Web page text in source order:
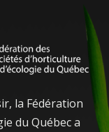
la Fédération
du Québec a